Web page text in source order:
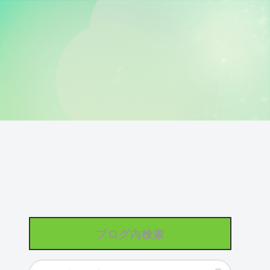
ブログ内検索